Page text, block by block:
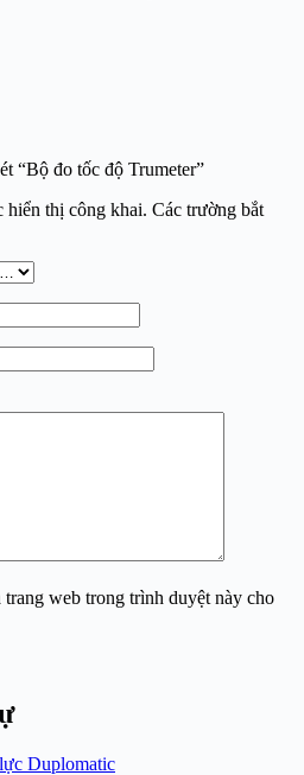
“Bộ đo tốc độ Trumeter”
hiển thị công khai. Các trường bắt
web trong trình duyệt này cho